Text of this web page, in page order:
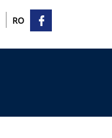
RO